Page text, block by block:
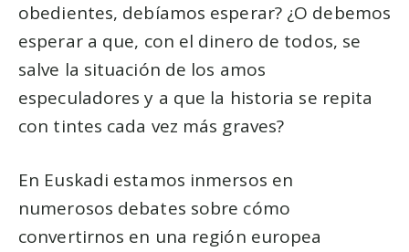
obedientes, debíamos esperar? ¿O debemos
esperar a que, con el dinero de todos, se
salve la situación de los amos
especuladores y a que la historia se repita
con tintes cada vez más graves?
En Euskadi estamos inmersos en
numerosos debates sobre cómo
convertirnos en una región europea